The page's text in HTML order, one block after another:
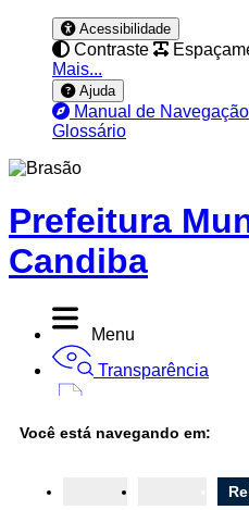
Acessibilidade
Contraste
Mais...
Ajuda
Manual de Navegação
Glossário
Prefeitura
Candiba
Menu
Transparência
Ouvidoria
Você está navegando em: